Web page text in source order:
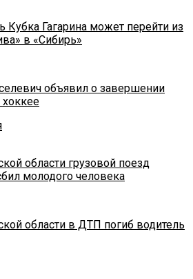
Кубка Гагарина может перейти из
в «Сибирь»
объявил о завершении
области грузовой поезд
молодого человека
области в ДТП погиб водитель